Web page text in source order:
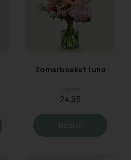
Zomerboeket Luna
24,95
Bestel